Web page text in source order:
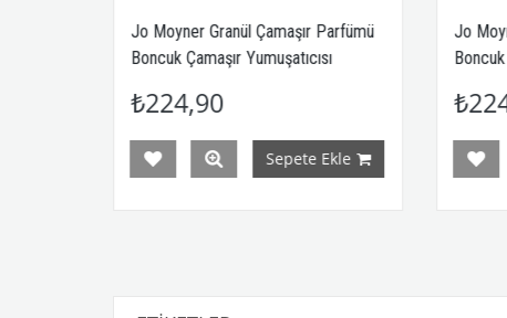
Jo Moyner Granül Çamaşır Parfümü
Boncuk Çamaşır Yumuşatıcısı
₺224,90
Sepete Ekle